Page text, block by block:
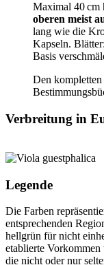
Maximal 40 cm
oberen meist
lang wie die
Kapseln. Blätter:
Basis
Den
Verbreitung in
Legende
Die Farben
entsprechenden
hellgrün für nicht
etablierte
die nicht oder nur